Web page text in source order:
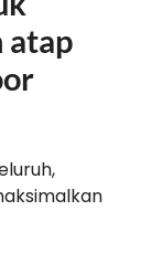
atap